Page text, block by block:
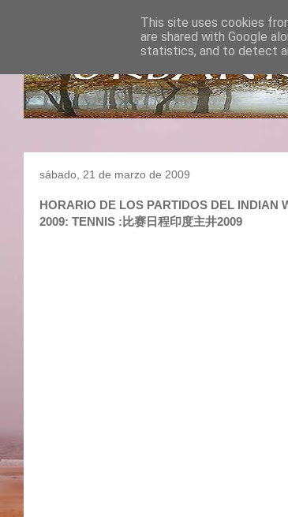
sábado, 21 de marzo de 2009
HORARIO DE LOS PARTIDOS DEL INDIAN
2009: TENNIS :比赛日程印度主井2009
This site uses cookies
are shared with Google
statistics, and to detect